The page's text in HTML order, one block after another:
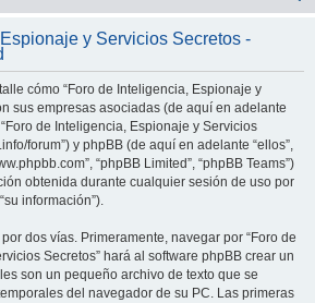
c
y Servicios Secretos -
cómo “Foro de Inteligencia, Espionaje y
sus empresas asociadas (de aquí en adelante
“Foro de Inteligencia, Espionaje y Servicios
forum”) y phpBB (de aquí en adelante “ellos”,
“phpBB Limited”, “phpBB Teams”)
obtenida durante cualquier sesión de uso por
información”).
dos vías. Primeramente, navegar por “Foro de
Secretos” hará al software phpBB crear un
son un pequeño archivo de texto que se
del navegador de su PC. Las primeras